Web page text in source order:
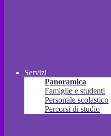
Servizi
Panoramica
Famiglie e studenti
Personale scolastico
Percorsi di studio